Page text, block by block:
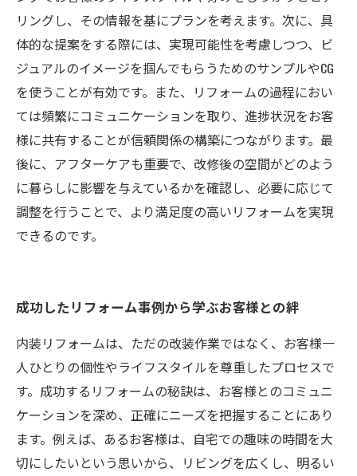
リングし、その情報を基にプランを考えます。次に、具
体的な提案をする際には、実現可能性を考慮しつつ、ビ
ジュアルのイメージを掴んでもらうためのサンプルやCG
を使うことが有効です。また、リフォームの過程におい
ては頻繁にコミュニケーションを取り、進捗状況をお客
様に共有することが信頼関係の構築につながります。最
後に、アフターケアも重要で、改修後の空間がどのよう
に暮らしに影響を与えているかを確認し、必要に応じて
調整を行うことで、より満足度の高いリフォームを実現
できるのです。
成功したリフォーム事例から学ぶお客様との絆
内装リフォームは、ただの改装作業ではなく、お客様一
人ひとりの個性やライフスタイルを尊重したプロセスで
す。成功するリフォームの秘訣は、お客様とのコミュニ
ケーションを深め、正確にニーズを把握することにあり
ます。例えば、あるお客様は、自宅での趣味の時間を大
切にしたいという思いから、リビングを広くし、明るい